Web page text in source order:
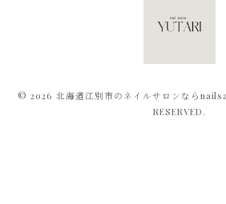
© 2026 北海道江別市のネイルサロンなら
RESERVED.